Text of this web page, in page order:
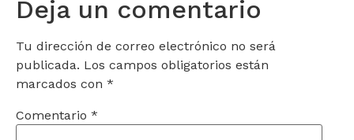
Deja un comentario
Tu dirección de correo electrónico no será
publicada. Los campos obligatorios están
marcados con *
Comentario *